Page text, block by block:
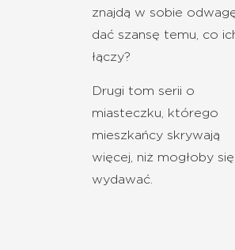
znajdą w sobie
dać szansę temu, co
łączy?
Drugi tom serii o
miasteczku, którego
mieszkańcy skrywają
więcej, niż mogłoby się
wydawać.